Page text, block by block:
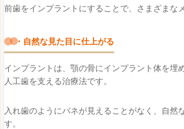
前歯をインプラントにすることで、さまざまな
・自然な見た目に仕上がる
インプラントは、顎の骨にインプラント体を埋
人工歯を支える治療法です。
入れ歯のようにバネが見えることがなく、自然
す。